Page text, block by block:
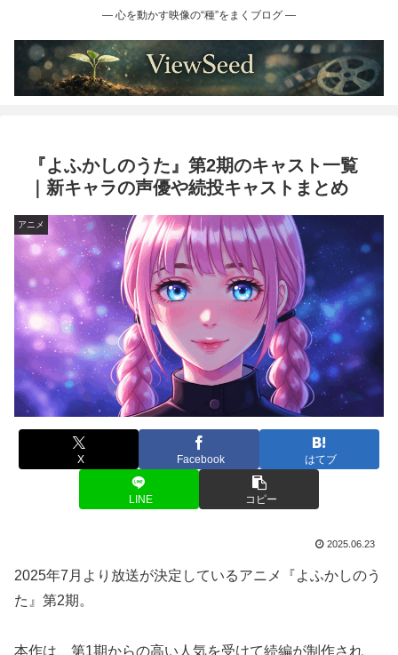
― 心を動かす映像の“種”をまくブログ ―
『よふかしのうた』第2期のキャスト一覧
｜新キャラの声優や続投キャストまとめ
アニメ
X Facebook はてブ
LINE コピー
2025.06.23
2025年7月より放送が決定しているアニメ『よふかしのう
た』第2期。
本作は、第1期からの高い人気を受けて続編が制作され、